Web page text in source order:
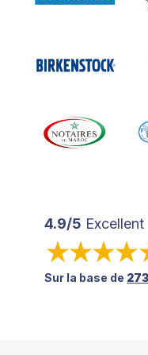
4.9/5 Excellent
Sur la base de